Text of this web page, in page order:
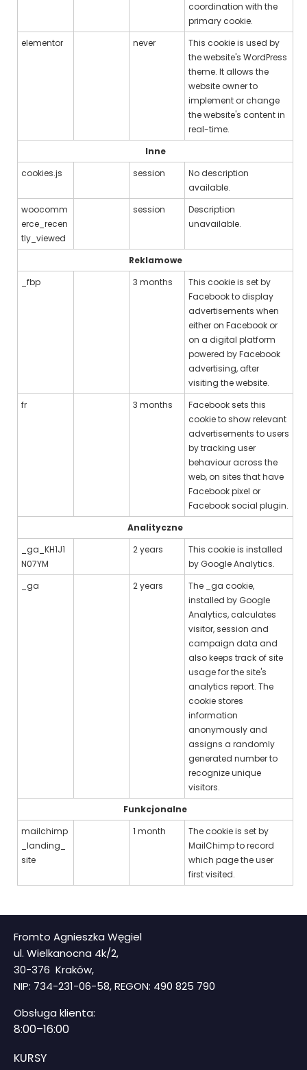
coordination with the
primary cookie.
elementor
never
This cookie is used by
the website's WordPress
theme. It allows the
website owner to
implement or change
the website's content in
real-time.
Inne
cookies.js
session
No description
available.
woocomm
erce_recen
tly_viewed
session
Description
unavailable.
Reklamowe
_fbp
3 months
This cookie is set by
Facebook to display
advertisements when
either on Facebook or
on a digital platform
powered by Facebook
advertising, after
visiting the website.
fr
3 months
Facebook sets this
cookie to show relevant
advertisements to users
by tracking user
behaviour across the
web, on sites that have
Facebook pixel or
Facebook social plugin.
Analityczne
_ga_KH1J1
N07YM
2 years
This cookie is installed
by Google Analytics.
_ga
2 years
The _ga cookie,
installed by Google
Analytics, calculates
visitor, session and
campaign data and
also keeps track of site
usage for the site's
analytics report. The
cookie stores
information
anonymously and
assigns a randomly
generated number to
recognize unique
visitors.
Funkcjonalne
mailchimp
_landing_
site
1 month
The cookie is set by
MailChimp to record
which page the user
first visited.
Fromto Agnieszka Węgiel
ul. Wielkanocna 4k/2,
30-376 Kraków,
NIP: 734-231-06-58, REGON: 490 825 790
Obsługa klienta:
8:00–16:00
KURSY